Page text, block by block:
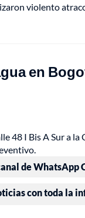
violento
en
48 I Bis A Sur a
de WhatsApp
con toda la